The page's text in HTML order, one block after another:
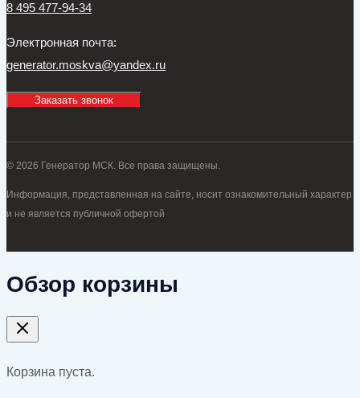
8 495 477-94-34
Электронная почта:
generator.moskva@yandex.ru
Заказать звонок
© 2026 Генератор МСК. Все права защищены.
Информация, представленная на сайте, носит ознакомительный характер
и не является публичной офертой
Обзор корзины
Корзина пуста.